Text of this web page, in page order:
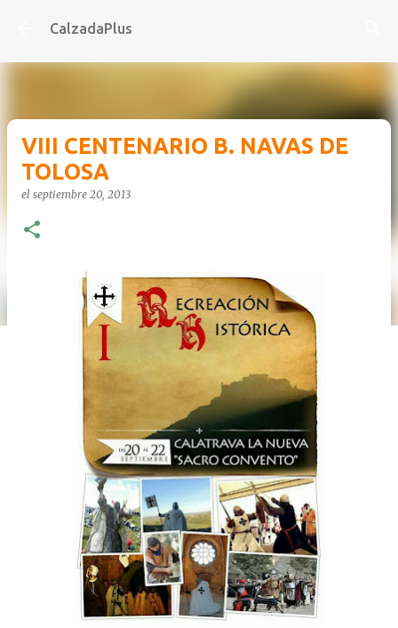
Ir al contenido principal
CalzadaPlus
VIII CENTENARIO B. NAVAS DE
TOLOSA
el septiembre 20, 2013